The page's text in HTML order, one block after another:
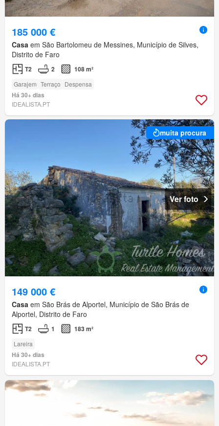
185 000 €
Casa em São Bartolomeu de Messines, Município de Silves,
Distrito de Faro
T2 2 108 m²
Garajem Terraço Despensa
Há 30+ dias
IDEALISTA.PT
muita procura
Ver foto
149 000 €
Casa em São Brás de Alportel, Município de São Brás de
Alportel, Distrito de Faro
T2 1 183 m²
Lareira
Há 30+ dias
IDEALISTA.PT